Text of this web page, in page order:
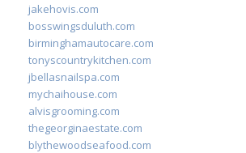
jakehovis.com
bosswingsduluth.com
birminghamautocare.com
tonyscountrykitchen.com
jbellasnailspa.com
mychaihouse.com
alvisgrooming.com
thegeorginaestate.com
blythewoodseafood.com